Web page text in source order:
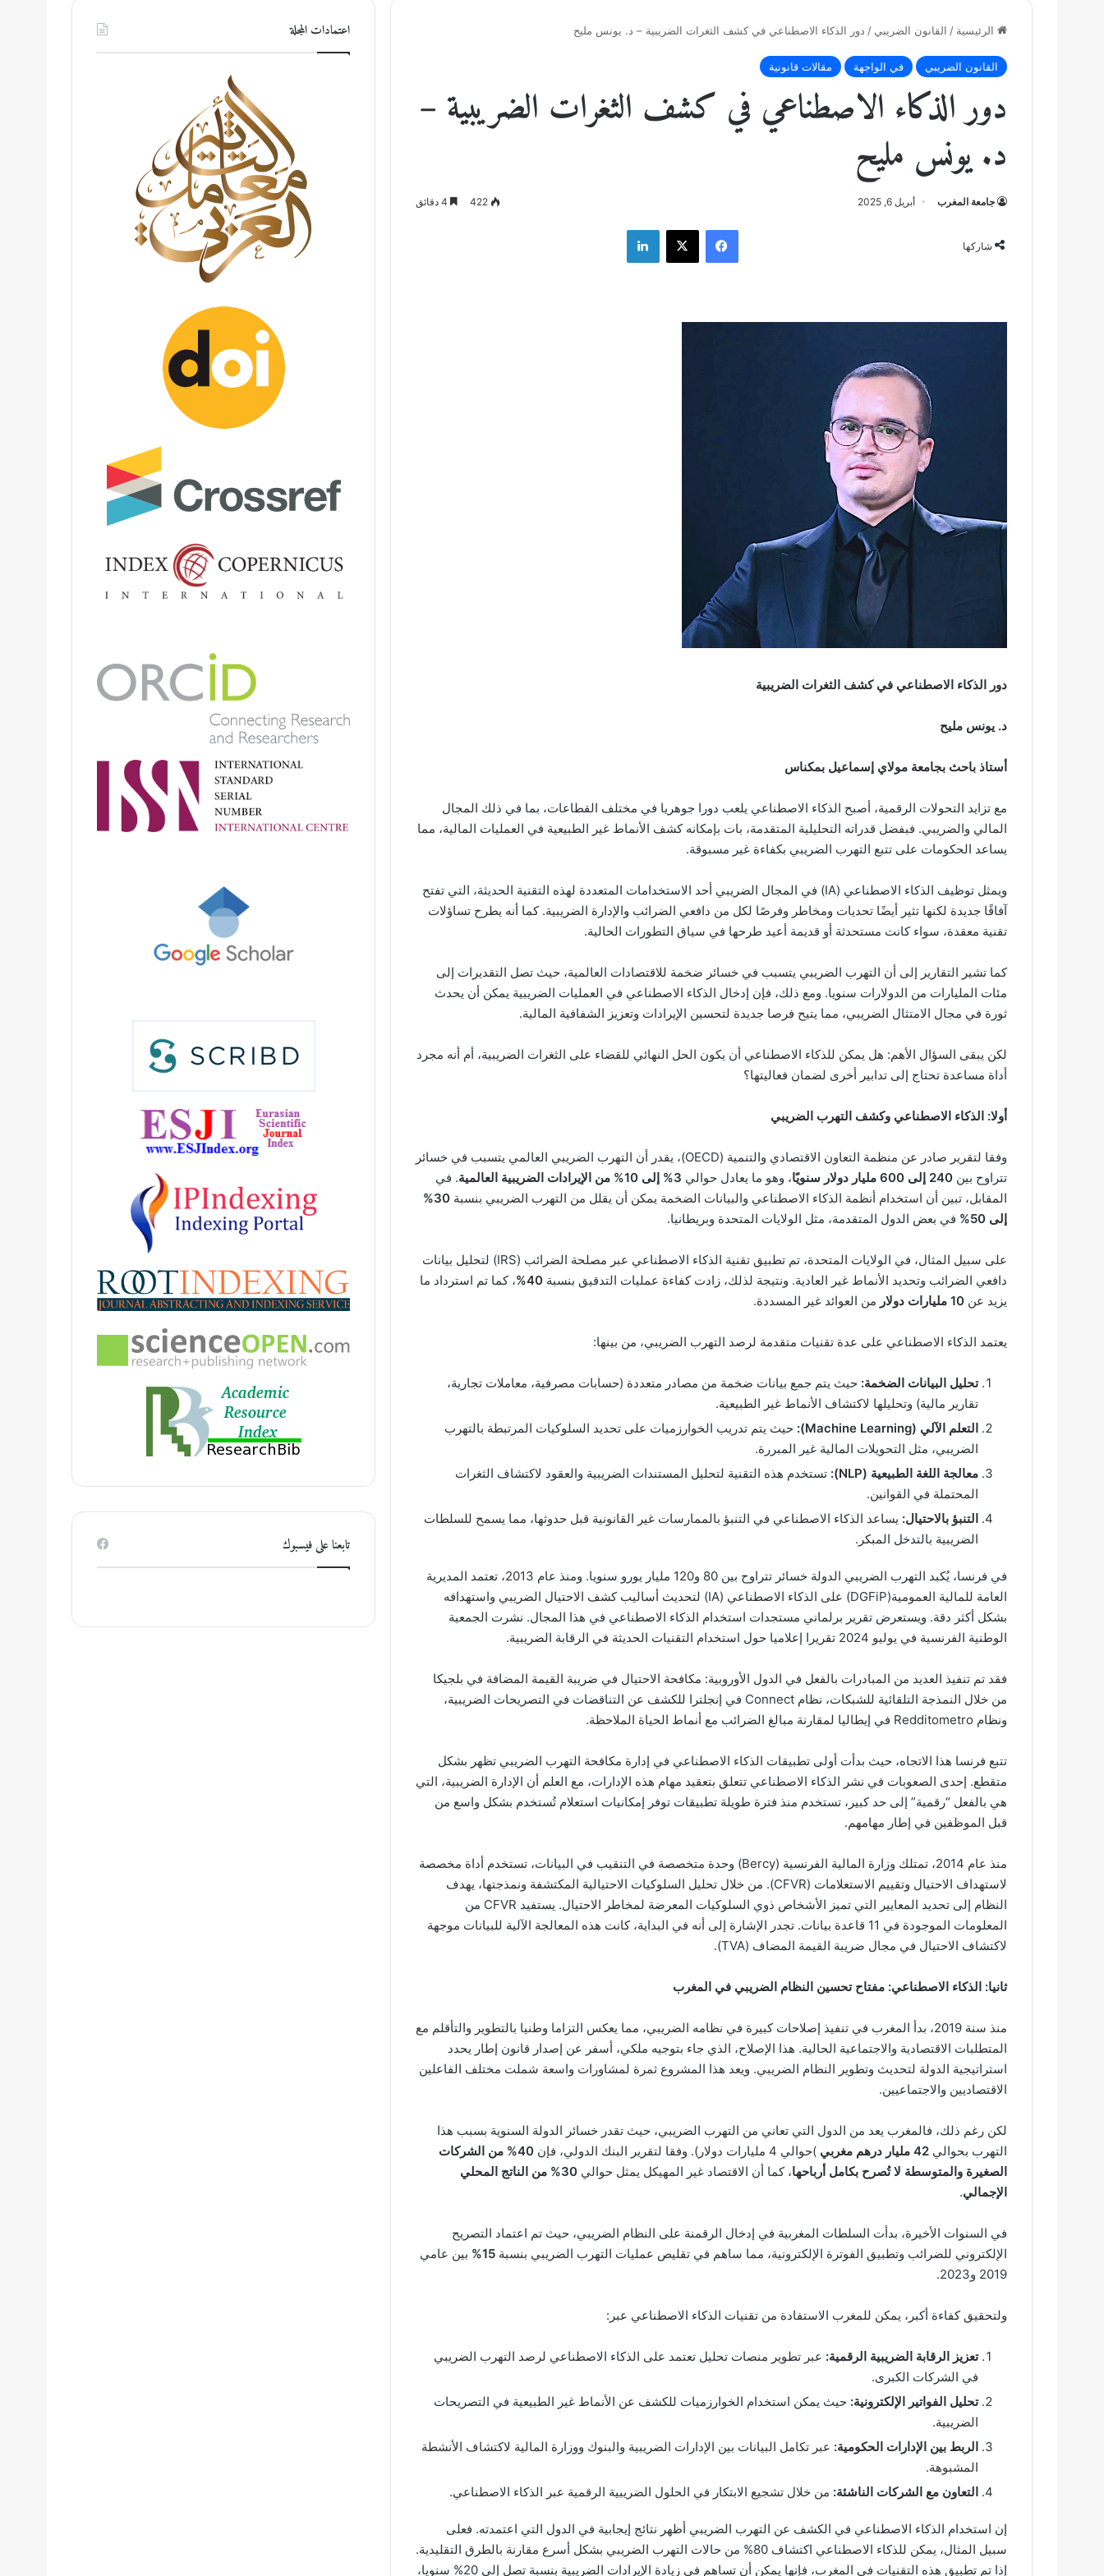
الرئيسية / القانون الضريبي / دور الذكاء الاصطناعي في كشف الثغرات الضريبية – د. يونس مليح
القانون الضريبي في الواجهة مقالات قانونية
دور الذكاء الاصطناعي في كشف الثغرات الضريبية –
د. يونس مليح
جامعة المغرب أبريل 6, 2025 422
شاركها
فيسبوك ‫X
دور الذكاء الاصطناعي في كشف الثغرات الضريبية
د. يونس مليح
أستاذ باحث بجامعة مولاي إسماعيل بمكناس
مع تزايد التحولات الرقمية، أصبح الذكاء الاصطناعي يلعب دورا جوهريا في مختلف القطاعات، بما في ذلك المجال
المالي والضريبي. فبفضل قدراته التحليلية المتقدمة، بات بإمكانه كشف الأنماط غير الطبيعية في العمليات المالية، مما
يساعد الحكومات على تتبع التهرب الضريبي بكفاءة غير مسبوقة.
ويمثل توظيف الذكاء الاصطناعي (IA) في المجال الضريبي أحد الاستخدامات المتعددة لهذه التقنية الحديثة، التي تفتح
آفاقًا جديدة لكنها تثير أيضًا تحديات ومخاطر وفرصًا لكل من دافعي الضرائب والإدارة الضريبية. كما أنه يطرح تساؤلات
تقنية معقدة، سواء كانت مستحدثة أو قديمة أعيد طرحها في سياق التطورات الحالية.
كما تشير التقارير إلى أن التهرب الضريبي يتسبب في خسائر ضخمة للاقتصادات العالمية، حيث تصل التقديرات إلى
مئات المليارات من الدولارات سنويا. ومع ذلك، فإن إدخال الذكاء الاصطناعي في العمليات الضريبية يمكن أن يحدث
ثورة في مجال الامتثال الضريبي، مما يتيح فرصا جديدة لتحسين الإيرادات وتعزيز الشفافية المالية.
لكن يبقى السؤال الأهم: هل يمكن للذكاء الاصطناعي أن يكون الحل النهائي للقضاء على الثغرات الضريبية، أم أنه مجرد
أداة مساعدة تحتاج إلى تدابير أخرى لضمان فعاليتها؟
أولا: الذكاء الاصطناعي وكشف التهرب الضريبي
وفقا لتقرير صادر عن منظمة التعاون الاقتصادي والتنمية (OECD)، يقدر أن التهرب الضريبي العالمي يتسبب في خسائر
تتراوح بين 240 إلى 600 مليار دولار سنويًا ، وهو ما يعادل حوالي 3% إلى 10% من الإيرادات الضريبية العالمية
. في
المقابل، تبين أن استخدام أنظمة الذكاء الاصطناعي والبيانات الضخمة يمكن أن يقلل من التهرب الضريبي بنسبة
30%
إلى 50%
في بعض الدول المتقدمة، مثل الولايات المتحدة وبريطانيا.
على سبيل المثال، في الولايات المتحدة، تم تطبيق تقنية الذكاء الاصطناعي عبر مصلحة الضرائب (IRS) لتحليل بيانات
دافعي الضرائب وتحديد الأنماط غير العادية. ونتيجة لذلك، زادت كفاءة عمليات التدقيق بنسبة 40%
، كما تم استرداد ما
يزيد عن 10 مليارات دولار من العوائد غير المسددة.
يعتمد الذكاء الاصطناعي على عدة تقنيات متقدمة لرصد التهرب الضريبي، من بينها:
تحليل البيانات الضخمة: حيث يتم جمع بيانات ضخمة من مصادر متعددة (حسابات مصرفية، معاملات تجارية،
تقارير مالية) وتحليلها لاكتشاف الأنماط غير الطبيعية.
التعلم الآلي (Machine Learning):
حيث يتم تدريب الخوارزميات على تحديد السلوكيات المرتبطة بالتهرب
الضريبي، مثل التحويلات المالية غير المبررة.
معالجة اللغة الطبيعية (NLP):
تستخدم هذه التقنية لتحليل المستندات الضريبية والعقود لاكتشاف الثغرات
المحتملة في القوانين.
التنبؤ بالاحتيال: يساعد الذكاء الاصطناعي في التنبؤ بالممارسات غير القانونية قبل حدوثها، مما يسمح للسلطات
الضريبية بالتدخل المبكر.
في فرنسا، يُكبد التهرب الضريبي الدولة خسائر تتراوح بين 80 و120 مليار يورو سنويا. ومنذ عام 2013، تعتمد المديرية
العامة للمالية العمومية(DGFiP) على الذكاء الاصطناعي (IA) لتحديث أساليب كشف الاحتيال الضريبي واستهدافه
بشكل أكثر دقة. ويستعرض تقرير برلماني مستجدات استخدام الذكاء الاصطناعي في هذا المجال. نشرت الجمعية
الوطنية الفرنسية في يوليو 2024 تقريرا إعلاميا حول استخدام التقنيات الحديثة في الرقابة الضريبية.
فقد تم تنفيذ العديد من المبادرات بالفعل في الدول الأوروبية: مكافحة الاحتيال في ضريبة القيمة المضافة في بلجيكا
من خلال النمذجة التلقائية للشبكات، نظام Connect في إنجلترا للكشف عن التناقضات في التصريحات الضريبية،
ونظام Redditometro في إيطاليا لمقارنة مبالغ الضرائب مع أنماط الحياة الملاحظة.
تتبع فرنسا هذا الاتجاه، حيث بدأت أولى تطبيقات الذكاء الاصطناعي في إدارة مكافحة التهرب الضريبي تظهر بشكل
متقطع. إحدى الصعوبات في نشر الذكاء الاصطناعي تتعلق بتعقيد مهام هذه الإدارات، مع العلم أن الإدارة الضريبية، التي
هي بالفعل “رقمية” إلى حد كبير، تستخدم منذ فترة طويلة تطبيقات توفر إمكانيات استعلام تُستخدم بشكل واسع من
قبل الموظفين في إطار مهامهم.
منذ عام 2014، تمتلك وزارة المالية الفرنسية (Bercy) وحدة متخصصة في التنقيب في البيانات، تستخدم أداة مخصصة
لاستهداف الاحتيال وتقييم الاستعلامات (CFVR). من خلال تحليل السلوكيات الاحتيالية المكتشفة ونمذجتها، يهدف
النظام إلى تحديد المعايير التي تميز الأشخاص ذوي السلوكيات المعرضة لمخاطر الاحتيال. يستفيد CFVR من
المعلومات الموجودة في 11 قاعدة بيانات. تجدر الإشارة إلى أنه في البداية، كانت هذه المعالجة الآلية للبيانات موجهة
لاكتشاف الاحتيال في مجال ضريبة القيمة المضاف (TVA).
ثانيا: الذكاء الاصطناعي: مفتاح تحسين النظام الضريبي في المغرب
منذ سنة 2019، بدأ المغرب في تنفيذ إصلاحات كبيرة في نظامه الضريبي، مما يعكس التزاما وطنيا بالتطوير والتأقلم مع
المتطلبات الاقتصادية والاجتماعية الحالية. هذا الإصلاح، الذي جاء بتوجيه ملكي، أسفر عن إصدار قانون إطار يحدد
استراتيجية الدولة لتحديث وتطوير النظام الضريبي. ويعد هذا المشروع ثمرة لمشاورات واسعة شملت مختلف الفاعلين
الاقتصاديين والاجتماعيين.
لكن رغم ذلك، فالمغرب يعد من الدول التي تعاني من التهرب الضريبي، حيث تقدر خسائر الدولة السنوية بسبب هذا
التهرب بحوالي 42 مليار درهم مغربي )حوالي 4 مليارات دولار). وفقا لتقرير البنك الدولي، فإن
40% من الشركات
الصغيرة والمتوسطة لا تُصرح بكامل أرباحها، كما أن الاقتصاد غير المهيكل يمثل حوالي
30% من الناتج المحلي
الإجمالي.
في السنوات الأخيرة، بدأت السلطات المغربية في إدخال الرقمنة على النظام الضريبي، حيث تم اعتماد التصريح
الإلكتروني للضرائب وتطبيق الفوترة الإلكترونية، مما ساهم في تقليص عمليات التهرب الضريبي بنسبة 15%
بين عامي
2019 و2023.
ولتحقيق كفاءة أكبر، يمكن للمغرب الاستفادة من تقنيات الذكاء الاصطناعي عبر:
تعزيز الرقابة الضريبية الرقمية: عبر تطوير منصات تحليل تعتمد على الذكاء الاصطناعي لرصد التهرب الضريبي
في الشركات الكبرى.
تحليل الفواتير الإلكترونية: حيث يمكن استخدام الخوارزميات للكشف عن الأنماط غير الطبيعية في التصريحات
الضريبية.
الربط بين الإدارات الحكومية: عبر تكامل البيانات بين الإدارات الضريبية والبنوك ووزارة المالية لاكتشاف الأنشطة
المشبوهة.
التعاون مع الشركات الناشئة: من خلال تشجيع الابتكار في الحلول الضريبية الرقمية عبر الذكاء الاصطناعي.
إن استخدام الذكاء الاصطناعي في الكشف عن التهرب الضريبي أظهر نتائج إيجابية في الدول التي اعتمدته. فعلى
سبيل المثال، يمكن للذكاء الاصطناعي اكتشاف 80% من حالات التهرب الضريبي بشكل أسرع مقارنة بالطرق التقليدية.
إذا تم تطبيق هذه التقنيات في المغرب، فإنها يمكن أن تساهم في زيادة الإيرادات الضريبية بنسبة تصل إلى 20% سنويا،
اعتمادات المجلة
تابعنا على فيسبوك